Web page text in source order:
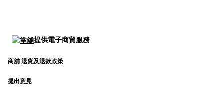
提供電子商貿服務
商舖 退貨及退款政策
提出意見